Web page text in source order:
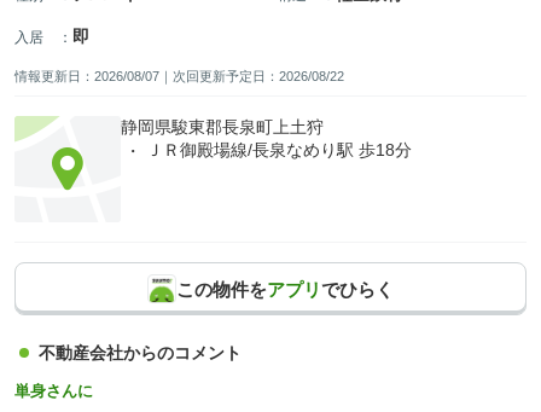
入居 ： 即
情報更新日：2026/08/07｜次回更新予定日：2026/08/22
静岡県駿東郡長泉町上土狩
ＪＲ御殿場線/長泉なめり駅 歩18分
この物件をアプリでひらく
不動産会社からのコメント
単身さんに